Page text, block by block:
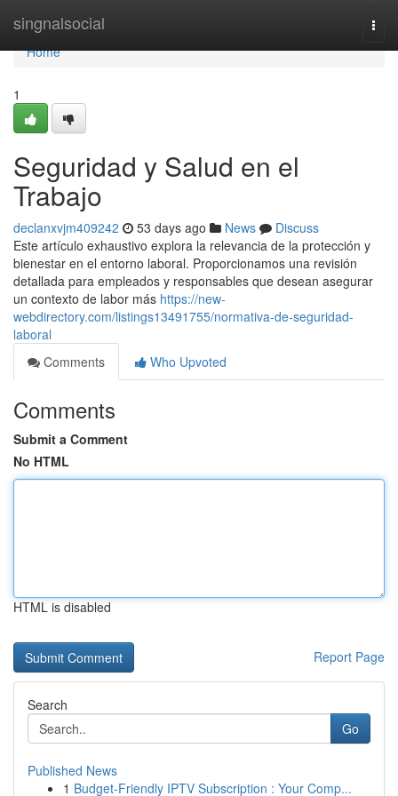
singnalsocial
Home
Home
1
Seguridad y Salud en el
Trabajo
declanxvjm409242 53 days ago News
Discuss
Este artículo exhaustivo explora la relevancia de la protección y
bienestar en el entorno laboral. Proporcionamos una revisión
detallada para empleados y responsables que desean asegurar
un contexto de labor más https://new-
webdirectory.com/listings13491755/normativa-de-seguridad-
laboral
Comments
Who Upvoted
Comments
Submit a Comment
No HTML
HTML is disabled
Report Page
Search
Go
Published News
1 Budget-Friendly IPTV Subscription : Your Comp...